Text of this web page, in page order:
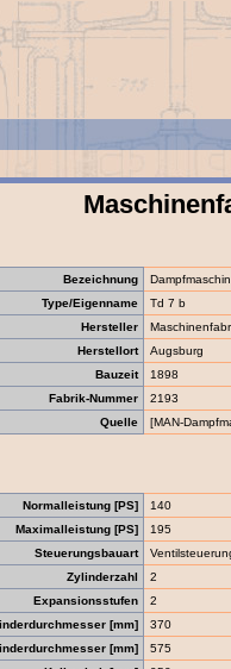
Bezeichnung
Type/Eigenname
Td 7 b
Hersteller
Herstellort
Augsburg
Bauzeit
1898
Fabrik-Nummer
2193
Quelle
[MAN-
Normalleistung [PS]
140
Maximalleistung [PS]
195
Steuerungsbauart
Zylinderzahl
2
Expansionsstufen
2
[mm]
370
[mm]
575